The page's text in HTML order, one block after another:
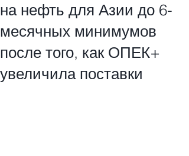
на нефть для Азии до 6-
месячных минимумов
после того, как ОПЕК+
увеличила поставки